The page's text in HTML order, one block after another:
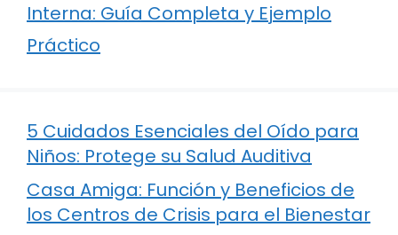
Interna: Guía Completa y Ejemplo
Práctico
5 Cuidados Esenciales del Oído para
Niños: Protege su Salud Auditiva
Casa Amiga: Función y Beneficios de
los Centros de Crisis para el Bienestar